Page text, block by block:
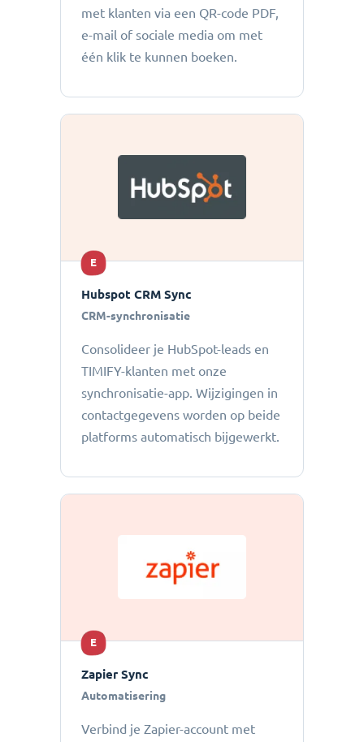
met klanten via een QR-code PDF,
e-mail of sociale media om met
één klik te kunnen boeken.
E
Hubspot CRM Sync
CRM-synchronisatie
Consolideer je HubSpot-leads en
TIMIFY-klanten met onze
synchronisatie-app. Wijzigingen in
contactgegevens worden op beide
platforms automatisch bijgewerkt.
E
Zapier Sync
Automatisering
Verbind je Zapier-account met